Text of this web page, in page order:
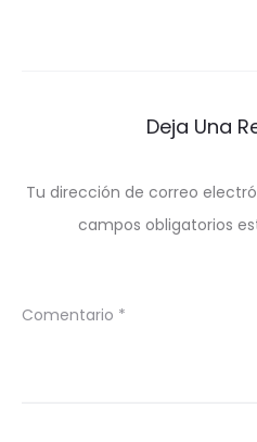
Deja Una
Tu dirección de correo
campos obligatorios
Comentario *